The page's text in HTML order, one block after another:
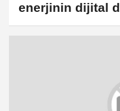
enerjinin dijital
zeka desteği